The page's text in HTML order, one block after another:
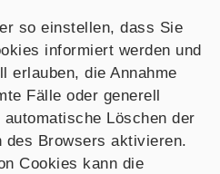
so einstellen, dass Sie
informiert werden und
erlauben, die Annahme
Fälle oder generell
Löschen der
des Browsers aktivieren.
Cookies kann die